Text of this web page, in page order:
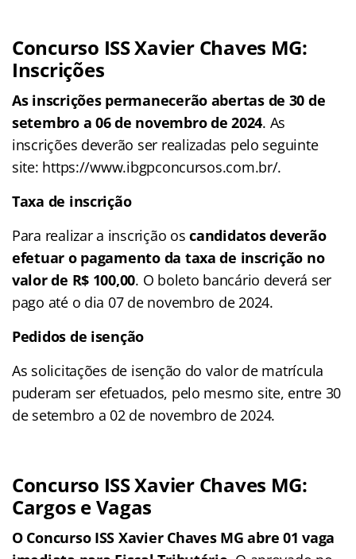
Concurso ISS Xavier Chaves MG:
Inscrições
As inscrições permanecerão abertas de 30 de
setembro a 06 de novembro de 2024. As
inscrições deverão ser realizadas pelo seguinte
site: https://www.ibgpconcursos.com.br/.
Taxa de inscrição
Para realizar a inscrição oscandidatos deverão
efetuar o pagamento da taxa de inscrição no
valor de R$ 100,00. O boleto bancário deverá ser
pago até o dia 07 de novembro de 2024.
Pedidos de isenção
As solicitações de isenção do valor de matrícula
puderam ser efetuados, pelo mesmo site, entre 30
de setembro a 02 de novembro de 2024.
Concurso ISS Xavier Chaves MG:
Cargos e Vagas
O Concurso ISS Xavier Chaves MG abre 01 vaga